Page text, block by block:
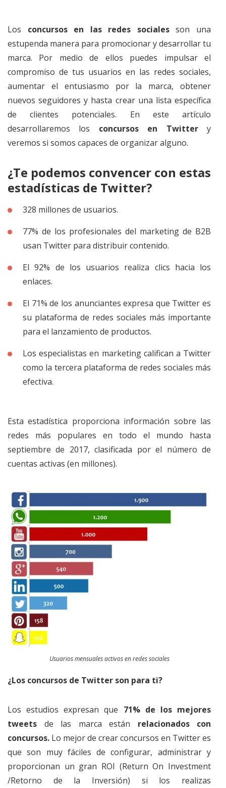
Los concursos en las redes socialesson una
estupenda manera para promocionar y desarrollar tu
marca. Por medio de ellos puedes impulsar el
compromiso de tus usuarios en las redes sociales,
aumentar el entusiasmo por la marca, obtener
nuevos seguidores y hasta crear una lista específica
de clientes potenciales. En este artículo
desarrollaremos los concursos en Twittery
veremos si somos capaces de organizar alguno.
¿Te podemos convencer con estas
estadísticas de Twitter?
328 millones de usuarios.
77% de los profesionales del marketing de B2B
usan Twitter para distribuir contenido.
El 92% de los usuarios realiza clics hacia los
enlaces.
El 71% de los anunciantes expresa que Twitter es
su plataforma de redes sociales más importante
para el lanzamiento de productos.
Los especialistas en marketing califican a Twitter
como la tercera plataforma de redes sociales más
efectiva.
Esta estadística proporciona información sobre las
redes más populares en todo el mundo hasta
septiembre de 2017, clasificada por el número de
cuentas activas (en millones).
Usuarios mensuales activos en redes sociales
¿Los concursos de Twitter son para ti?
Los estudios expresan que 71% de los mejores
tweets de las marca están relacionados con
concursos. Lo mejor de crear concursos en Twitter es
que son muy fáciles de configurar, administrar y
proporcionan un gran ROI (Return On Investment
/Retorno de la Inversión) si los realizas